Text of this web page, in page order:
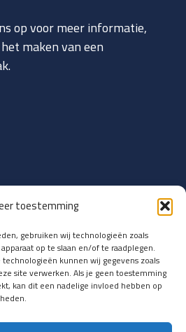
toestemming
gebruiken wij technologieën zoals
op te slaan en/of te raadplegen.
kunnen wij gegevens zoals
site verwerken. Als je geen toestemming
kan dit een nadelige invloed hebben op
op voor meer informatie,
maken van een
Klantenreviews
Verkocht
Nieuws
Over ons